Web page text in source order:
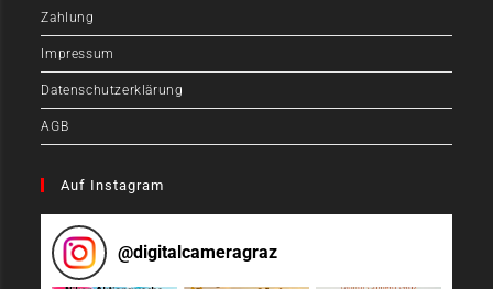
Zahlung
Impressum
Datenschutzerklärung
AGB
Auf Instagram
@digitalcameragraz